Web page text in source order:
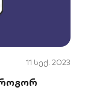
11 სექ. 2023
როგორ